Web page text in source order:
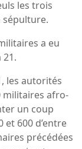
les trois
a eu
les autorités
militaires afro-
un coup
et 600 d’entre
précédées